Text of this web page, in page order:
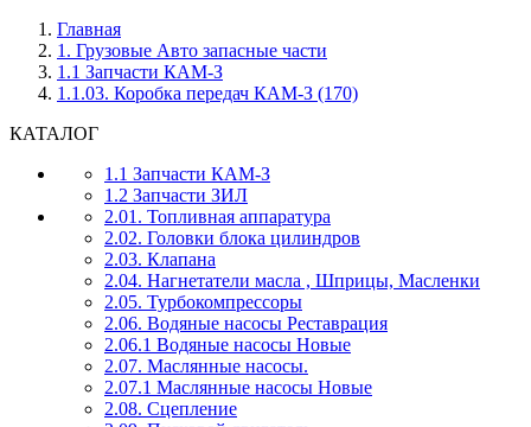
Главная
1. Грузовые Авто запасные части
1.1 Запчасти КАМ-З
1.1.03. Коробка передач КАМ-З (170)
КАТАЛОГ
1.1 Запчасти КАМ-З
1.2 Запчасти ЗИЛ
2.01. Топливная аппаратура
2.02. Головки блока цилиндров
2.03. Клапана
2.04. Нагнетатели масла , Шприцы, Масленки
2.05. Турбокомпрессоры
2.06. Водяные насосы Реставрация
2.06.1 Водяные насосы Новые
2.07. Маслянные насосы.
2.07.1 Маслянные насосы Новые
2.08. Сцепление